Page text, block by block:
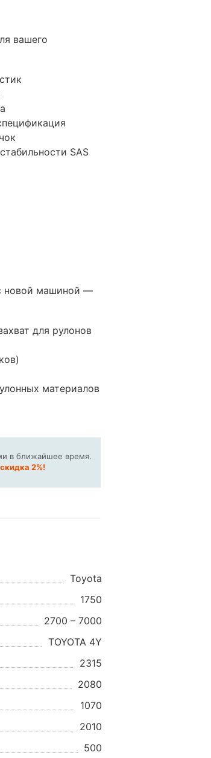
вашего
SAS
новой машиной —
для рулонов
материалов
в ближайшее время.
2%!
Toyota
1750
2700 – 7000
TOYOTA 4Y
2315
2080
1070
2010
500